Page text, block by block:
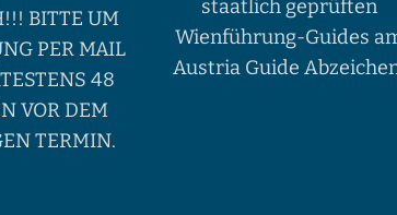
BITTE UM
PER MAIL
48
VOR DEM
TERMIN.
staatlich geprüften
Wienführung-Guides
Austria Guide